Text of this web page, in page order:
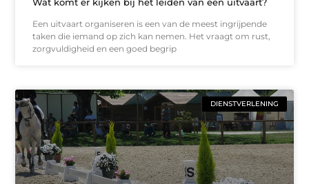
Een uitvaart organiseren is een van de meest ingrijpende
taken die iemand op zich kan nemen. Het vraagt om rust,
zorgvuldigheid en een goed begrip
DIENSTVERLENING